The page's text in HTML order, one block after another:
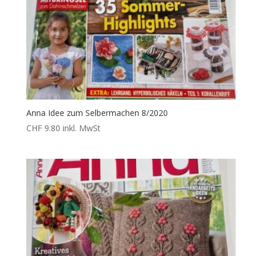
Anna Idee zum Selbermachen 8/2020
CHF9.80 inkl. MwSt